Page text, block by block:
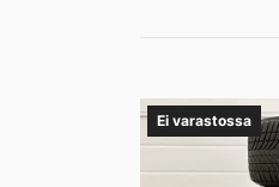
Ei varastossa